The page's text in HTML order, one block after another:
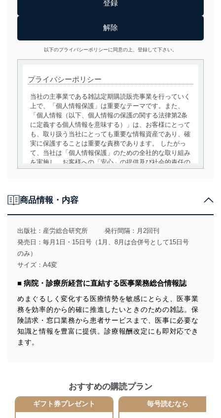
以下のプライバシーポリシーに同意の上、登録して下さい。
プライバシーポリシー
当社の主事業である雑誌定期購読販売事業を行っていく
上で、「個人情報保護」は重要なテーマです。また、
「個人情報（以下、個人情報の保護の関する法律第2条
に定義する個人情報を意味する）」は、お客様にとって
も、取り扱う当社にとっても重要な情報資産であり、確
実に保護することは重要な責務であります。 したがっ
て、当社は「個人情報保護」のための全社的な取り組み
を実施し、お客様への「安心」の提供及び社会的責任の
用目的を明確にし、本人の同意を得たうえで利用目的の
達成に必要な範囲内で適法かつ公正な手段によって取
得・利用・提供を行います。また、当社が保有している
個人情報は、同意を得ずに目的外利用、第三者への提
供・開示は行いません。当社においてはこれらの取り組
みを確実にするため、従業者等の教育を徹底してまいり
措置を講じます。
法令遵守
当社は、個人情報に関連する法令、国が定める指針及び
その他の規範を遵守します。また、当社の管理の仕組み
に、これらの法令及びその他の規範を常に適合させま
す。
当社は、個人情報の正確性及び安全性を確保するため
に、下記セキュリティ対策をはじめとする安全対策を実
施し、個人情報の漏えい、滅失またはき損の防止及び是
商品情報・内容
出版社： 産労総合研究所
発行間隔：月2回刊
発売日：毎月1日・15日号（1月、8月は合併号として15日号
のみ）
サイズ：A4変
■ 病院・診療所経営に直結する医事業務総合情報誌
めまぐるしく変化する医療情勢を敏感にとらえ、医事業
務を効率的から的確に推進したいときのための雑誌。保
険請求・窓口業務から患者サービスまで、医事に必要な
知識と情報を豊富に提供。診療報酬改定にも即対応でき
ます。
おすすめの購読プラン
ギフト券プレゼント 毎号読むなら